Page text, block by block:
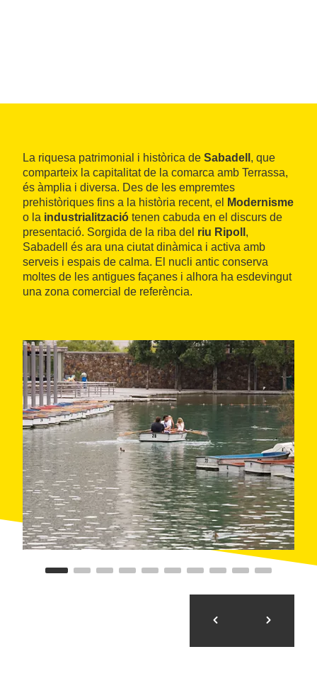
La riquesa patrimonial i històrica de Sabadell , que
comparteix la capitalitat de la comarca amb Terrassa,
és àmplia i diversa. Des de les empremtes
prehistòriques fins a la història recent, el
Modernisme
o la industrialització tenen cabuda en el discurs de
presentació. Sorgida de la riba del riu Ripoll ,
Sabadell és ara una ciutat dinàmica i activa amb
serveis i espais de calma. El nucli antic conserva
moltes de les antigues façanes i alhora ha esdevingut
una zona comercial de referència.